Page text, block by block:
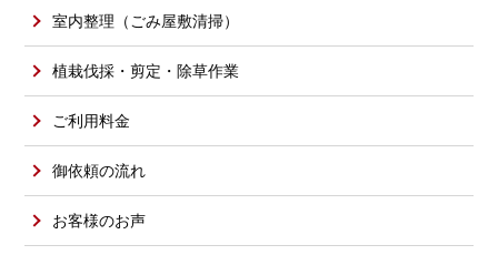
室内整理（ごみ屋敷清掃）
植栽伐採・剪定・除草作業
ご利用料金
御依頼の流れ
お客様のお声